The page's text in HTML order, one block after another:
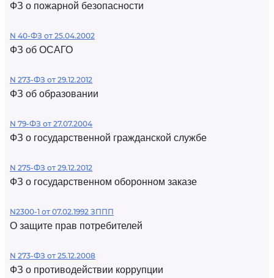
ФЗ о пожарной безопасности
N 40-ФЗ от 25.04.2002
ФЗ об ОСАГО
N 273-ФЗ от 29.12.2012
ФЗ об образовании
N 79-ФЗ от 27.07.2004
ФЗ о государственной гражданской службе
N 275-ФЗ от 29.12.2012
ФЗ о государственном оборонном заказе
N2300-1 от 07.02.1992 ЗППП
О защите прав потребителей
N 273-ФЗ от 25.12.2008
ФЗ о противодействии коррупции